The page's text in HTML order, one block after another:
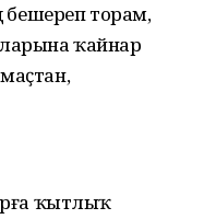
бешереп торам,
ҡайнар
ҡытлыҡ